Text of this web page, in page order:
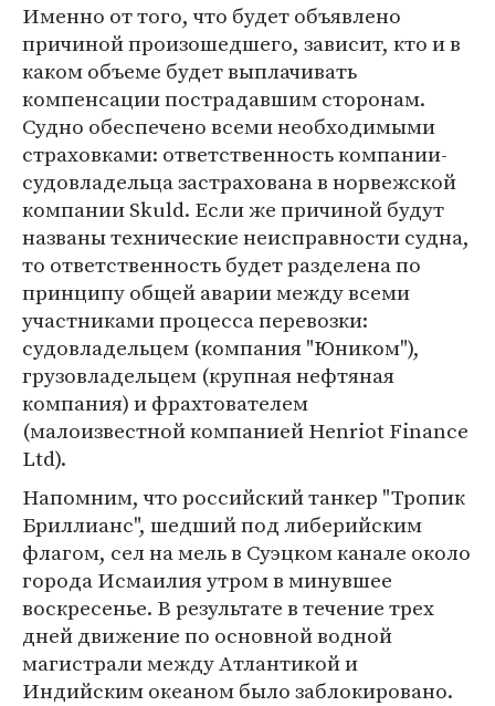
Именно от того, что будет объявлено
причиной произошедшего, зависит, кто и в
каком объеме будет выплачивать
компенсации пострадавшим сторонам.
Судно обеспечено всеми необходимыми
страховками: ответственность компании-
судовладельца застрахована в норвежской
компании Skuld. Если же причиной будут
названы технические неисправности судна,
то ответственность будет разделена по
принципу общей аварии между всеми
участниками процесса перевозки:
судовладельцем (компания "Юником"),
грузовладельцем (крупная нефтяная
компания) и фрахтователем
(малоизвестной компанией Henriot Finance
Ltd).
Напомним, что российский танкер "Тропик
Бриллианс", шедший под либерийским
флагом, сел на мель в Суэцком канале около
города Исмаилия утром в минувшее
воскресенье. В результате в течение трех
дней движение по основной водной
магистрали между Атлантикой и
Индийским океаном было заблокировано.